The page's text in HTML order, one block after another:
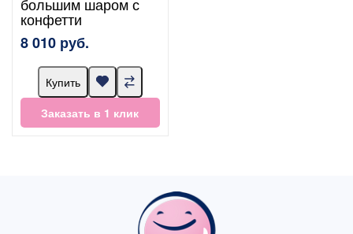
конфетти
8 010 руб.
Купить
Заказать в 1 клик